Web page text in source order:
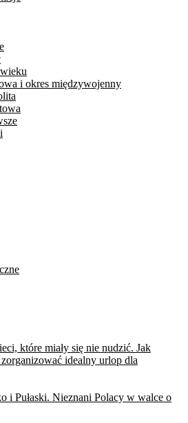
i okres międzywojenny
które miały się nie nudzić. Jak
idealny urlop dla
i Pułaski. Nieznani Polacy w walce o